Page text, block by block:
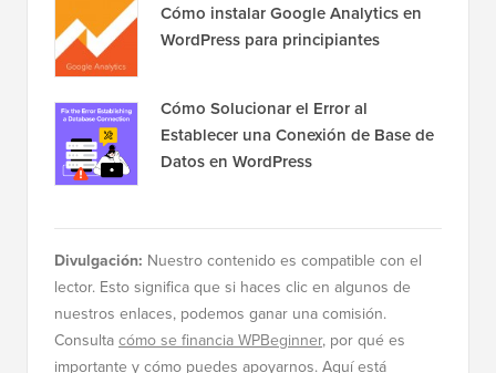
Cómo instalar Google Analytics en
WordPress para principiantes
Cómo Solucionar el Error al
Establecer una Conexión de Base de
Datos en WordPress
Divulgación: Nuestro contenido es compatible con el
lector. Esto significa que si haces clic en algunos de
nuestros enlaces, podemos ganar una comisión.
Consulta cómo se financia WPBeginner, por qué es
importante y cómo puedes apoyarnos. Aquí está